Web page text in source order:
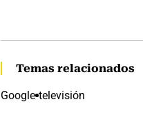
Temas relacionados
Google televisión